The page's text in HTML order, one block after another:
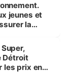
jeunes et
la
Détroit
les prix en